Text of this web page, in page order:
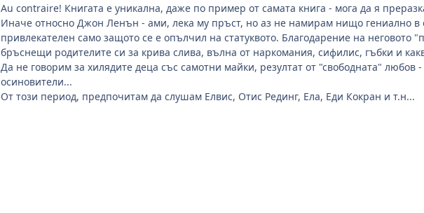
Au contraire! Книгата е уникална, даже по пример от самата книга - мога да я
Иначе относно Джон Ленън - ами, лека му пръст, но аз не намирам нищо гениално в
привлекателен само защото се е опълчил на статуквото. Благодарение на неговото
бръснещи родителите си за крива слива, вълна от наркомания, сифилис, гъбки и
Да не говорим за хилядите деца със самотни майки, резултат от "свободната"
осиновители...
От този период, предпочитам да слушам Елвис, Отис Рединг, Ела, Еди Кокран и т.н...